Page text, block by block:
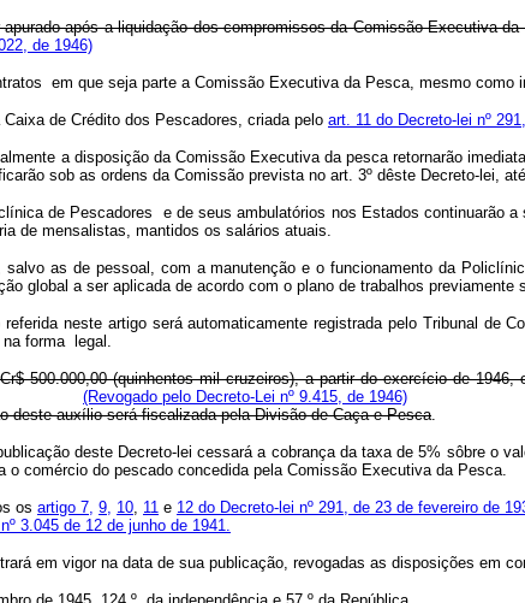
apurado após a liquidação dos compromissos da Comissão Executiva
de 1946)
em que seja parte a Comissão Executiva da Pesca, mesmo
de Crédito dos Pescadores, criada pelo art. 11 do Decreto-lei nº
a disposição da Comissão Executiva da pesca retornarão
sob as ordens da Comissão prevista no art. 3º dêste Decreto-lei,
de Pescadores e de seus ambulatórios nos Estados continuarão
de mensalistas, mantidos os salários atuais.
as de pessoal, com a manutenção e o funcionamento da
global a ser aplicada de acordo com o plano de trabalhos
referida neste artigo será automaticamente registrada pelo Tribunal
na forma legal.
500.000,00 (quinhentos mil cruzeiros), a partir do exercício de
(Revogado pelo Decreto-Lei nº 9.415, de 1946)
deste auxílio será fiscalizada pela Divisão de Caça e Pesca
deste Decreto-lei cessará a cobrança da taxa de 5% sôbre o
o comércio do pescado concedida pela Comissão Executiva da Pesca.
os artigo 7, 9, 10, 11 e 12 do Decreto-lei nº 291, de 23 de fevereiro de
3.045 de 12 de junho de 1941.
em vigor na data de sua publicação, revogadas as disposições em